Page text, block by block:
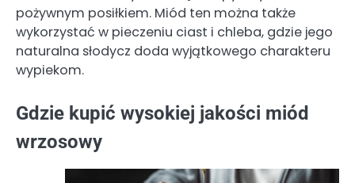
pożywnym posiłkiem. Miód ten można także
wykorzystać w pieczeniu ciast i chleba, gdzie jego
naturalna słodycz doda wyjątkowego charakteru
wypiekom.
Gdzie kupić wysokiej jakości miód
wrzosowy